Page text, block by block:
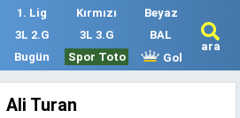
1. Lig Kırmızı
Beyaz
3L 2.G 3L 3.G
BAL
Bugün Spor Toto Gol
ara
Ali Turan